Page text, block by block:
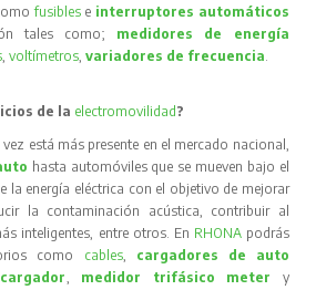
fusibles e interruptores automáticos
tales como; medidores de energía
,voltímetros,variadores de frecuencia.
de la electromovilidad ?
vez está más presente en el mercado nacional,
hasta automóviles que se mueven bajo el
la energía eléctrica con el objetivo de mejorar
la contaminación acústica, contribuir al
inteligentes, entre otros. En RHONA podrás
como cables, cargadores de auto
, medidor trifásico meter
y